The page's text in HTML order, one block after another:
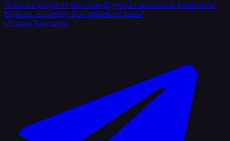
Открыть раздел О магазине Пункты самовывоза Реквизиты
Купоны на скидку Как оформить заказ?
Отзывы Контакты